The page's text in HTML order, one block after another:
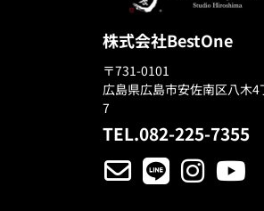
株式会社BestOne
〒731-0101
広島県広島市安佐南区八木4
7
TEL.082-225-7355